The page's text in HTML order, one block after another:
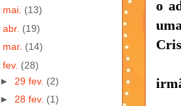
o
mai. (13)
abr. (19)
mar. (14)
fev. (28)
► 29 fev. (2)
► 28 fev. (1)